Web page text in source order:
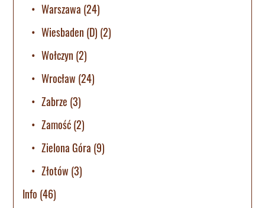
Warszawa (24)
Wiesbaden (D) (2)
Wołczyn (2)
Wrocław (24)
Zabrze (3)
Zamość(2)
Zielona Góra (9)
Złotów (3)
Info (46)